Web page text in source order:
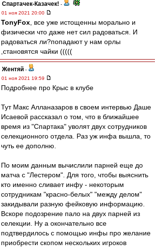
Спартачек-Казачек! -
01 ноя 2021 20:00
TonyFox , все уже истощенны морально и
физически что даже нет сил радоваться. И
радоваться ли?попадают у нам орлы
,становятся чайки (((((
Жентяй -
01 ноя 2021 19:59
Подробнее про Крыс в клубе
Тут Макс Алланазаров в своем интервью Даше
Исаевой рассказал о том, что в ближайшее
время из "Спартака" уволят двух сотрудников
селекционного отдела. Раз уж инфа вышла, то
чуть ее дополню.
По моим данным вычислили парней еще до
матча с "Лестером". Для того, чтобы выяснить
кто именно сливает инфу - некоторым
сотрудникам "красно-белых" "между делом"
закидывали разную фейковую информацию.
Вскоре подозрение пало на двух парней из
селекции. Ну а окончательно все
подтвердилось с помощью инфы про желание
приобрести скопом нескольких игроков